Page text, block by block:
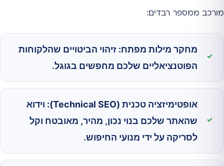
מורכב ממספר רבדים:
מחקר מילות מפתח: זיהוי הביטויים שהלקוחות
הפוטנציאליים שלכם מחפשים בגוגל.
אופטימיזציה טכנית (Technical SEO):
וידוא
שהאתר שלכם בנוי נכון, מהיר, מאובטח וקל
לסריקה על ידי מנועי החיפוש.